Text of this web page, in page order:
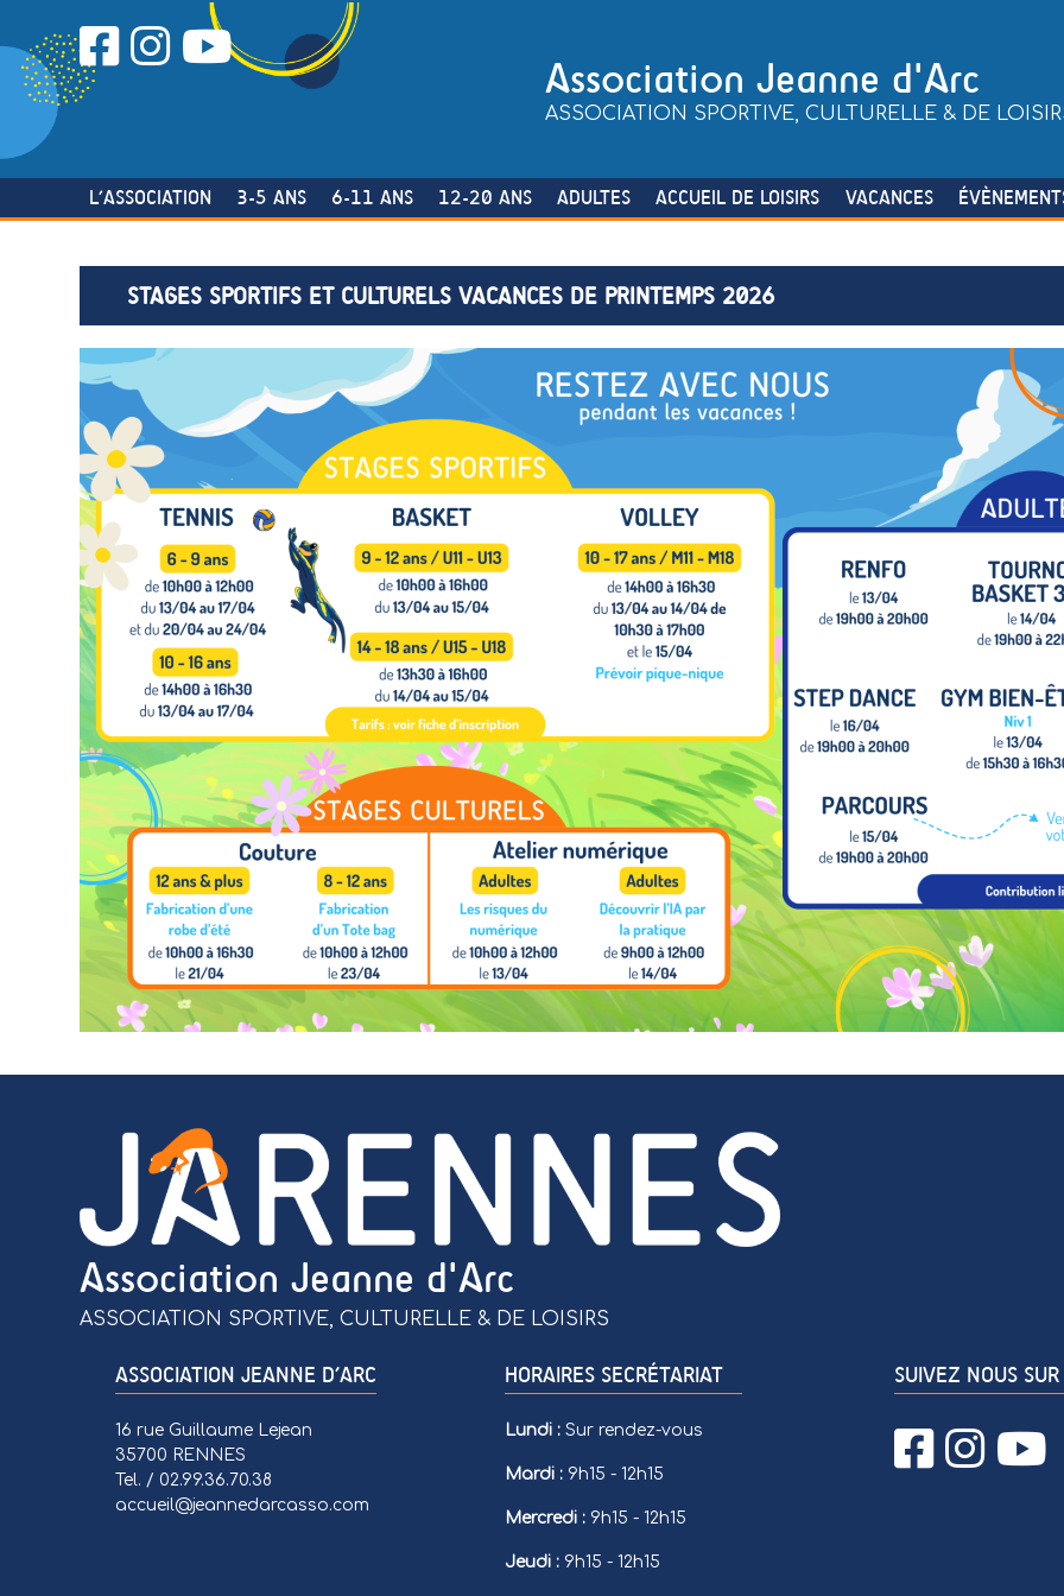
to
content
Association Jeanne d'Arc
ASSOCIATION SPORTIVE, CULTURELLE & DE
L’ASSOCIATION 3-5 ANS 6-11 ANS 12-20 ANS ADULTES ACCUEIL DE LOISIRS VACANCES
STAGES SPORTIFS ET CULTURELS VACANCES DE PRINTEMPS 2026
Association Jeanne d'Arc
ASSOCIATION SPORTIVE, CULTURELLE & DE LOISIRS
ASSOCIATION JEANNE D’ARC
16 rue Guillaume Lejean
35700 RENNES
Tel. / 02.99.36.70.38
accueil@jeannedarcasso.com
HORAIRES SECRÉTARIAT
Lundi : Sur rendez-vous
Mardi : 9h15 - 12h15
Mercredi : 9h15 - 12h15
Jeudi : 9h15 - 12h15
SUIVEZ NOUS